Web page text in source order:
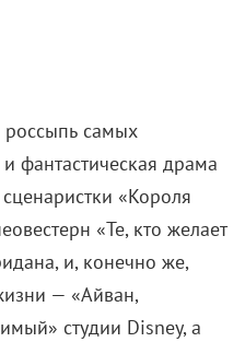
самых
фантастическая драма
«Короля
«Те, кто желает
и, конечно же,
— «Айван,
студии Disney, а